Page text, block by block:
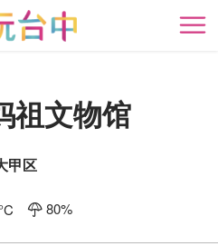
开
祖文物馆
甲区
80%